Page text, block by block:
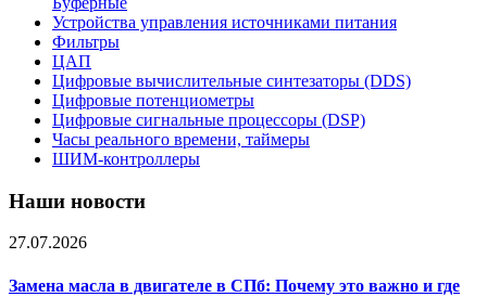
Устройства управления источниками питания
Фильтры
ЦАП
Цифровые вычислительные синтезаторы (DDS)
Цифровые потенциометры
Цифровые сигнальные процессоры (DSP)
Часы реального времени, таймеры
ШИМ-контроллеры
Наши новости
27.07.2026
Замена масла в двигателе в СПб: Почему это важно и где